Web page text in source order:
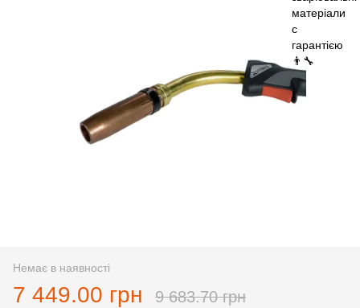
Немає в наявності
7 449.00 грн 9 683.70 грн